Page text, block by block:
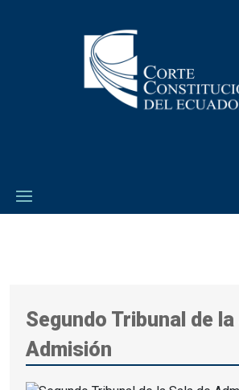
Segundo Tribunal de la
Admisión